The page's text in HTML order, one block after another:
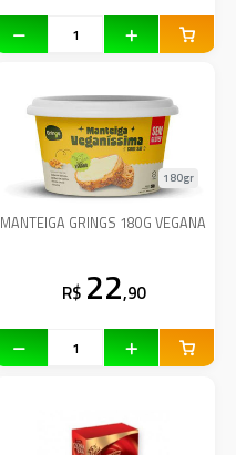
MANTEIGA GRINGS 180G VEGANA
180gr
R$ 22,90